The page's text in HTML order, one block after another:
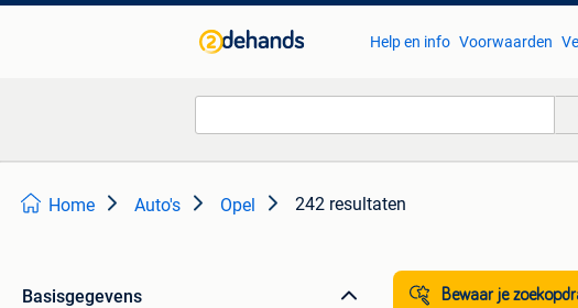
Help en info Voorwaarden
Home Auto's Opel 242 resultaten
Basisgegevens Bewaar je